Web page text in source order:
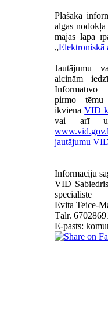
Plašāka
algas
mājas lapā
„Elektroniskā
Jautājumu
aicinām
Informatīvo
pirmo tēmu
ikvienāVID
vai arī
jautājumu
Informāciju
VID
speciāliste
Evita Teice-
Tālr.
E-pasts: